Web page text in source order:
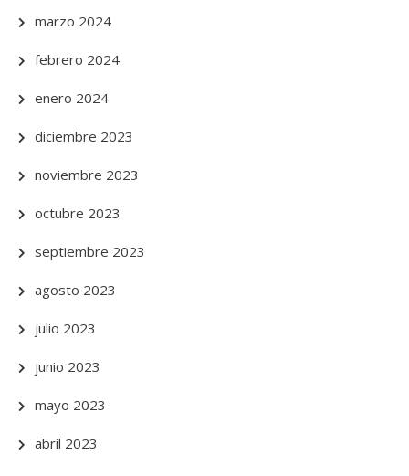
marzo 2024
febrero 2024
enero 2024
diciembre 2023
noviembre 2023
octubre 2023
septiembre 2023
agosto 2023
julio 2023
junio 2023
mayo 2023
abril 2023